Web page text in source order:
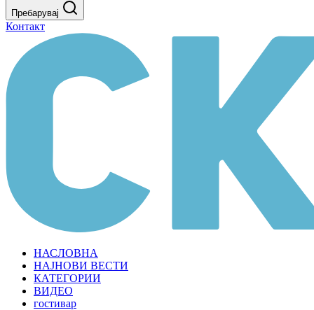
Пребарувај
Контакт
НАСЛОВНА
НАЈНОВИ ВЕСТИ
КАТЕГОРИИ
ВИДЕО
гостивар